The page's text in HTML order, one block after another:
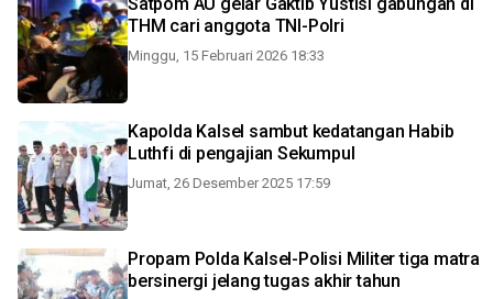
THM cari anggota TNI-Polri
Minggu, 15 Februari 2026 18:33
Kapolda Kalsel sambut kedatangan Habib
Luthfi di pengajian Sekumpul
Jumat, 26 Desember 2025 17:59
Propam Polda Kalsel-Polisi Militer tiga matra
bersinergi jelang tugas akhir tahun